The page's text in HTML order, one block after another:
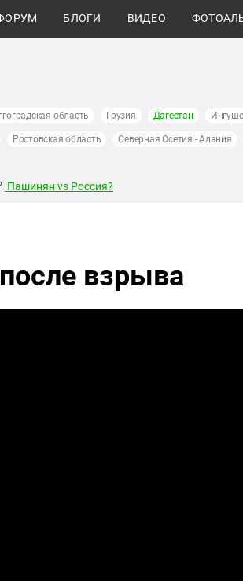
БЛОГИ ВИДЕО
область Грузия Дагестан
Ростовская область Северная Осетия - Алания
Пашинян vs Россия?
взрыва